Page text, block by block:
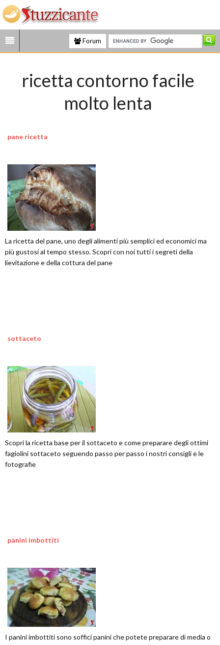
Forum
ricetta contorno facile
molto lenta
pane ricetta
La ricetta del pane, uno degli alimenti più semplici ed economici ma
più gustosi al tempo stesso. Scopri con noi tutti i segreti della
lievitazione e della cottura del pane
sottaceto
Scopri la ricetta base per il sottaceto e come preparare degli ottimi
fagiolini sottaceto seguendo passo per passo i nostri consigli e le
fotografie
panini imbottiti
I panini imbottiti sono soffici panini che potete preparare di media o